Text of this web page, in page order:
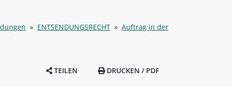
» ENTSENDUNGSRECHT » Auftrag in der
TEILEN DRUCKEN / PDF